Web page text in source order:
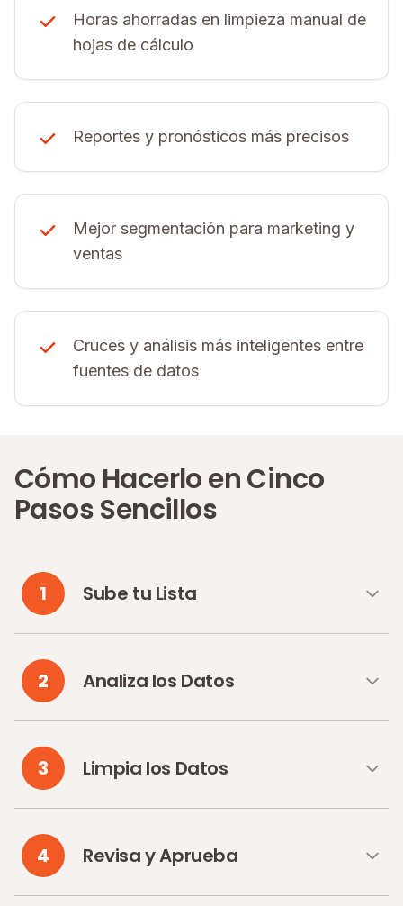
Horas ahorradas en limpieza manual de
hojas de cálculo
Reportes y pronósticos más precisos
Mejor segmentación para marketing y
ventas
Cruces y análisis más inteligentes entre
fuentes de datos
Cómo Hacerlo en Cinco
Pasos Sencillos
1 Sube tu Lista
2 Analiza los Datos
3 Limpia los Datos
4 Revisa y Aprueba